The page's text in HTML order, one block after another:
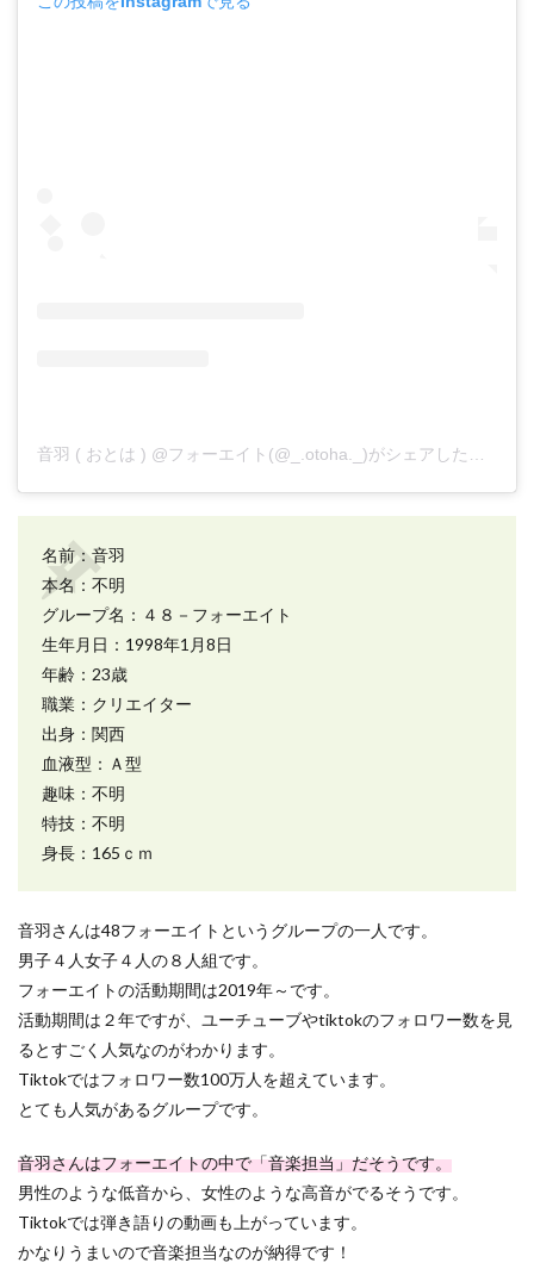
名前：音羽
本名：不明
グループ名：４８－フォーエイト
生年月日：1998年1月8日
年齢：23歳
職業：クリエイター
出身：関西
血液型：Ａ型
趣味：不明
特技：不明
身長：165ｃｍ
音羽さんは48フォーエイトというグループの一人です。
男子４人女子４人の８人組です。
フォーエイトの活動期間は2019年～です。
活動期間は２年ですが、ユーチューブやtiktokのフォロワー数を見
るとすごく人気なのがわかります。
Tiktokではフォロワー数100万人を超えています。
とても人気があるグループです。
音羽さんはフォーエイトの中で「音楽担当」だそうです。
男性のような低音から、女性のような高音がでるそうです。
Tiktokでは弾き語りの動画も上がっています。
かなりうまいので音楽担当なのが納得です！